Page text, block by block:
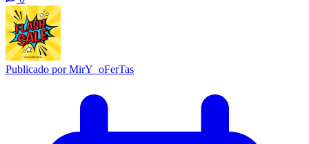
Publicado porMirY_oFerTas